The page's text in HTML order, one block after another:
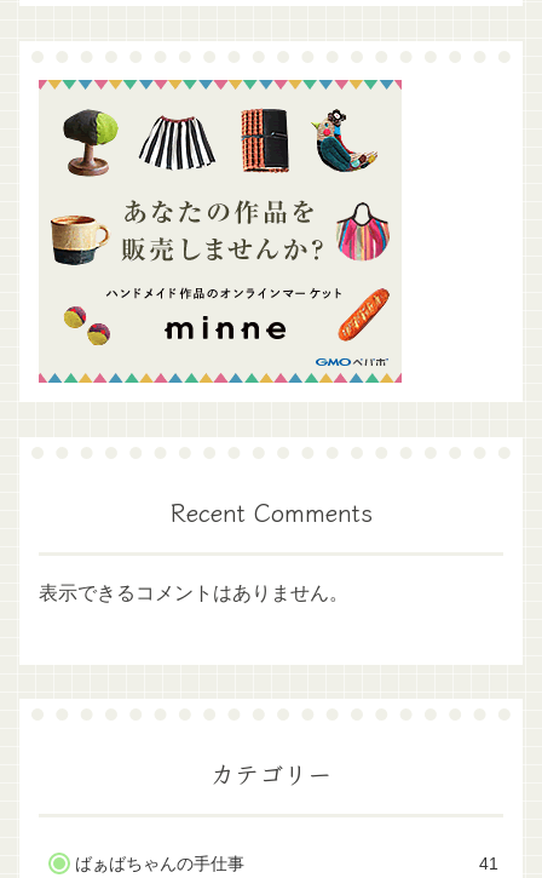
Recent Comments
表示できるコメントはありません。
カテゴリー
ばぁばちゃんの手仕事 41